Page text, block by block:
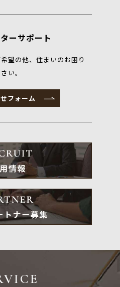
ーサポート
望の他、住まいのお困り
い。
フォーム